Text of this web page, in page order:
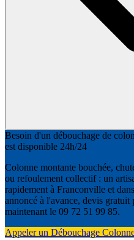
Besoin d'un débouchage de
est disponible 24h/24
Colonne montante bouchée,
ou refoulement collectif : un
rapidement à Franconville et
annoncé à l'avance, devis gratuit
maintenant le 09 72 51 99 85.
Appeler un Débouchage